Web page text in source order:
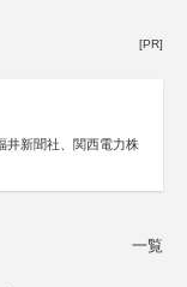
[PR]
井新聞社、関西電力株
一覧